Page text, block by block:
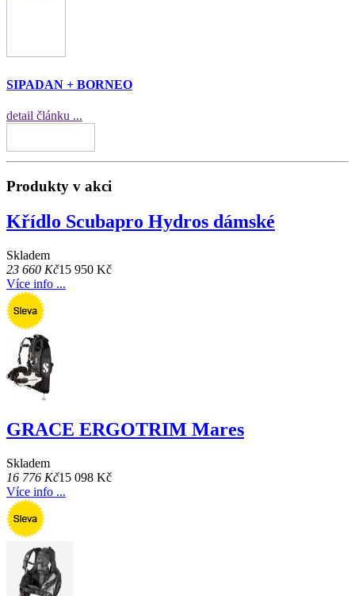
SIPADAN + BORNEO
detail článku ...
Produkty v akci
Křídlo Scubapro Hydros dámské
Skladem
23 660 Kč15 950 Kč
Více info ...
GRACE ERGOTRIM Mares
Skladem
16 776 Kč15 098 Kč
Více info ...